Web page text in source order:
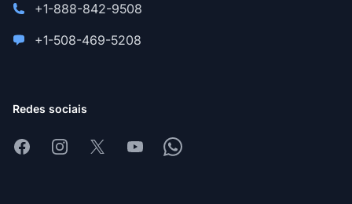
+1-888-842-9508
+1-508-469-5208
Redes sociais
FacebookInstagram
X YoutubeWhatsapp